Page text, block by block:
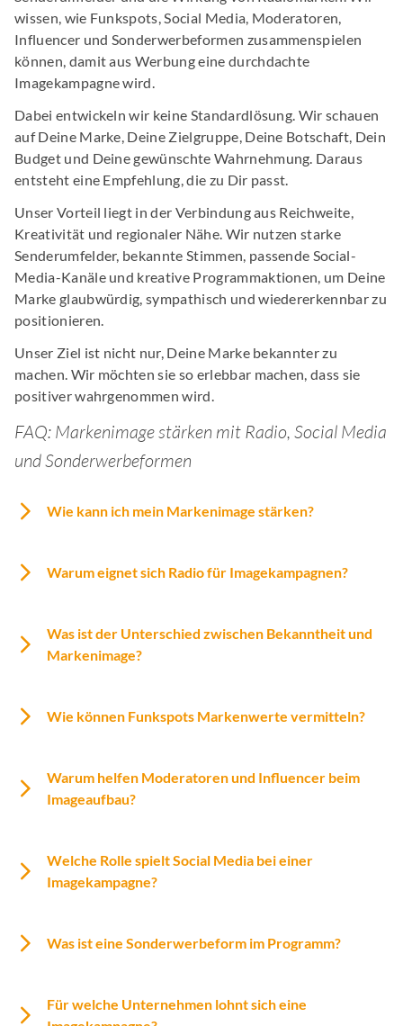
wissen, wie Funkspots, Social Media, Moderatoren,
Influencer und Sonderwerbeformen zusammenspielen
können, damit aus Werbung eine durchdachte
Imagekampagne wird.
Dabei entwickeln wir keine Standardlösung. Wir schauen
auf Deine Marke, Deine Zielgruppe, Deine Botschaft, Dein
Budget und Deine gewünschte Wahrnehmung. Daraus
entsteht eine Empfehlung, die zu Dir passt.
Unser Vorteil liegt in der Verbindung aus Reichweite,
Kreativität und regionaler Nähe. Wir nutzen starke
Senderumfelder, bekannte Stimmen, passende Social-
Media-Kanäle und kreative Programmaktionen, um Deine
Marke glaubwürdig, sympathisch und wiedererkennbar zu
positionieren.
Unser Ziel ist nicht nur, Deine Marke bekannter zu
machen. Wir möchten sie so erlebbar machen, dass sie
positiver wahrgenommen wird.
FAQ: Markenimage stärken mit Radio, Social Media
und Sonderwerbeformen
Wie kann ich mein Markenimage stärken?
Warum eignet sich Radio für Imagekampagnen?
Was ist der Unterschied zwischen Bekanntheit und
Markenimage?
Wie können Funkspots Markenwerte vermitteln?
Warum helfen Moderatoren und Influencer beim
Imageaufbau?
Welche Rolle spielt Social Media bei einer
Imagekampagne?
Was ist eine Sonderwerbeform im Programm?
Für welche Unternehmen lohnt sich eine